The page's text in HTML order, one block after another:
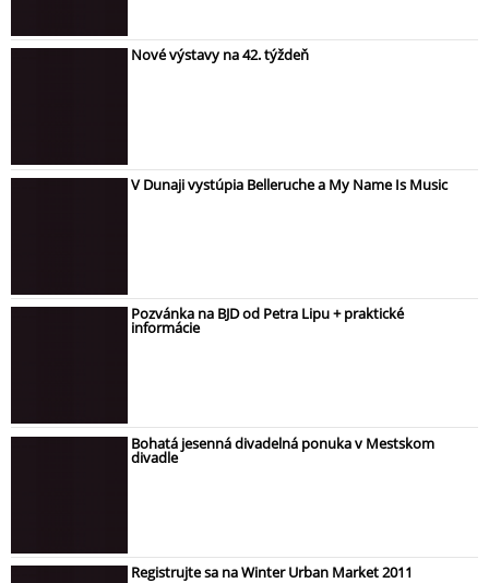
Nové výstavy na 42. týždeň
V Dunaji vystúpia Belleruche a My Name Is Music
Pozvánka na BJD od Petra Lipu + praktické
informácie
Bohatá jesenná divadelná ponuka v Mestskom
divadle
Registrujte sa na Winter Urban Market 2011